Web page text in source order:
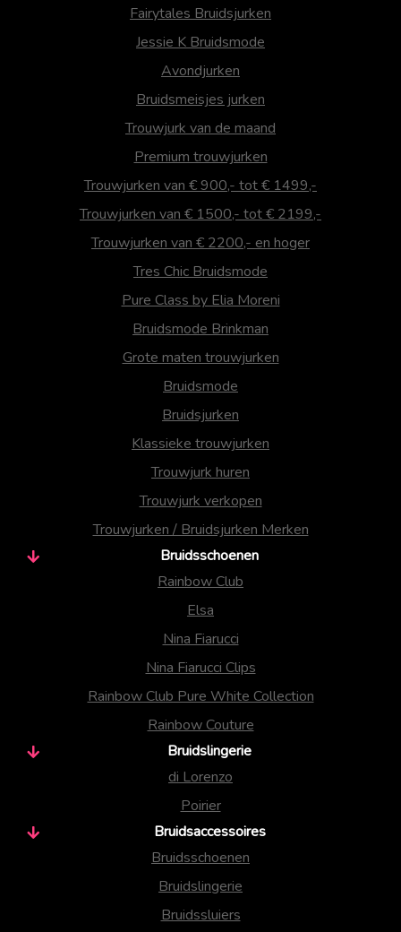
Fairytales Bruidsjurken
Jessie K Bruidsmode
Avondjurken
Bruidsmeisjes jurken
Trouwjurk van de maand
Premium trouwjurken
Trouwjurken van € 900,- tot € 1499,-
Trouwjurken van € 1500,- tot € 2199,-
Trouwjurken van € 2200,- en hoger
Tres Chic Bruidsmode
Pure Class by Elia Moreni
Bruidsmode Brinkman
Grote maten trouwjurken
Bruidsmode
Bruidsjurken
Klassieke trouwjurken
Trouwjurk huren
Trouwjurk verkopen
Trouwjurken / Bruidsjurken Merken
Bruidsschoenen
Rainbow Club
Elsa
Nina Fiarucci
Nina Fiarucci Clips
Rainbow Club Pure White Collection
Rainbow Couture
Bruidslingerie
di Lorenzo
Poirier
Bruidsaccessoires
Bruidsschoenen
Bruidslingerie
Bruidssluiers